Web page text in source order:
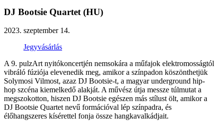
DJ Bootsie Quartet (HU)
2023. szeptember 14.
Jegyvásárlás
A 9. pulzArt nyitókoncertjén nemsokára a műfajok elektromosságtól
vibráló fúziója elevenedik meg, amikor a színpadon köszönthetjük
Solymosi Vilmost, azaz DJ Bootsie-t, a magyar underground hip-
hop szcéna kiemelkedő alakját. A művész útja messze túlmutat a
megszokotton, hiszen DJ Bootsie egészen más stílust ölt, amikor a
DJ Bootsie Quartet nevű formációval lép színpadra, és
élőhangszeres kísérettel fonja össze hangkavalkádjait.